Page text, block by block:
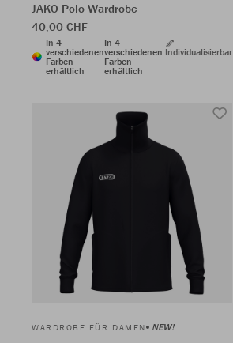
JAKO Polo Wardrobe
40,00 CHF
In 4
verschiedenen
Farben
erhältlich
In 4
verschiedenen
Farben
erhältlich
Individualisierbar
WARDROBE FÜR DAMEN NEW!